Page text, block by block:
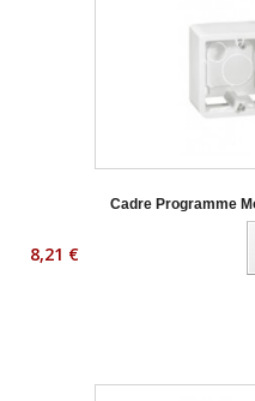
Cadre Programme
8,21 €